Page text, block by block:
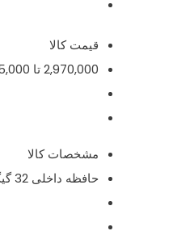
قیمت کالا
2,970,000 تا 3,185,000 تومان
مشخصات کالا
حافظه داخلی 32 گیگابایتی | دوربین عکاسی 16 مگاپیکسل | صفحه نمایش Super AMOLED لمسی با قابلیت نمایش 16 میلیون رنگ